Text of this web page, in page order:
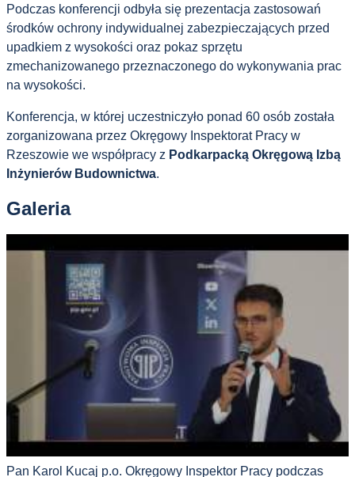
Podczas konferencji odbyła się prezentacja zastosowań
środków ochrony indywidualnej zabezpieczających przed
upadkiem z wysokości oraz pokaz sprzętu
zmechanizowanego przeznaczonego do wykonywania prac
na wysokości.
Konferencja, w której uczestniczyło ponad 60 osób została
zorganizowana przez Okręgowy Inspektorat Pracy w
Rzeszowie we współpracy z Podkarpacką Okręgową Izbą
Inżynierów Budownictwa.
Galeria
Pan Karol Kucaj p.o. Okręgowy Inspektor Pracy podczas